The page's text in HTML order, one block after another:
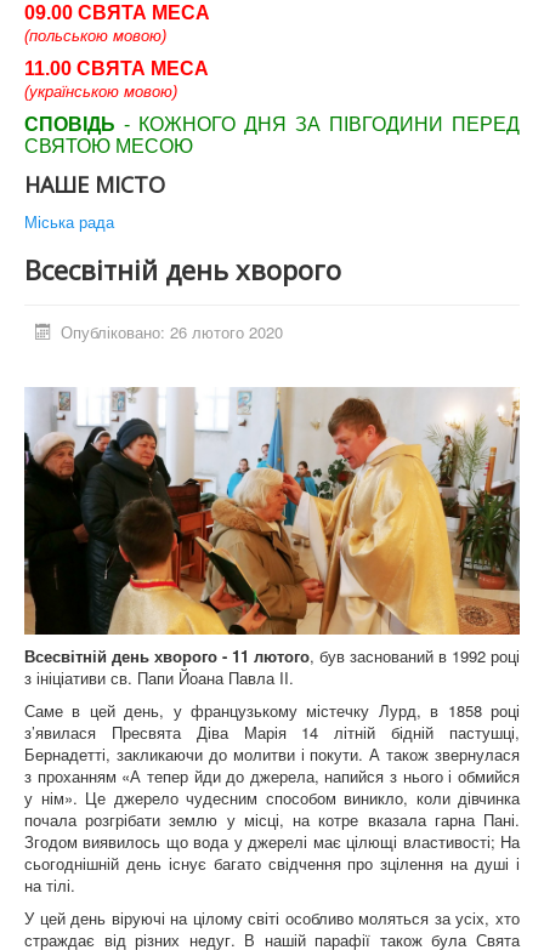
09.00 СВЯТА МЕСА
(польською мовою)
11.00 СВЯТА МЕСА
(українською мовою)
СПОВІДЬ - КОЖНОГО ДНЯ ЗА ПІВГОДИНИ ПЕРЕД
СВЯТОЮ МЕСОЮ
НАШЕ МІСТО
Міська рада
Всесвітній день хворого
Опубліковано: 26 лютого 2020
Всесвітній день хворого - 11 лютого, був заснований в 1992 році
з ініціативи св. Папи Йоана Павла II.
Саме в цей день, у французькому містечку Лурд, в 1858 році
з’явилася Пресвята Діва Марія 14 літній бідній пастушці,
Бернадетті, закликаючи до молитви і покути. А також звернулася
з проханням «А тепер йди до джерела, напийся з нього і обмийся
у нім». Це джерело чудесним способом виникло, коли дівчинка
почала розгрібати землю у місці, на котре вказала гарна Пані.
Згодом виявилось що вода у джерелі має цілющі властивості; На
сьогоднішній день існує багато свідчення про зцілення на душі і
на тілі.
У цей день віруючі на цілому світі особливо моляться за усіх, хто
страждає від різних недуг. В нашій парафії також була Свята